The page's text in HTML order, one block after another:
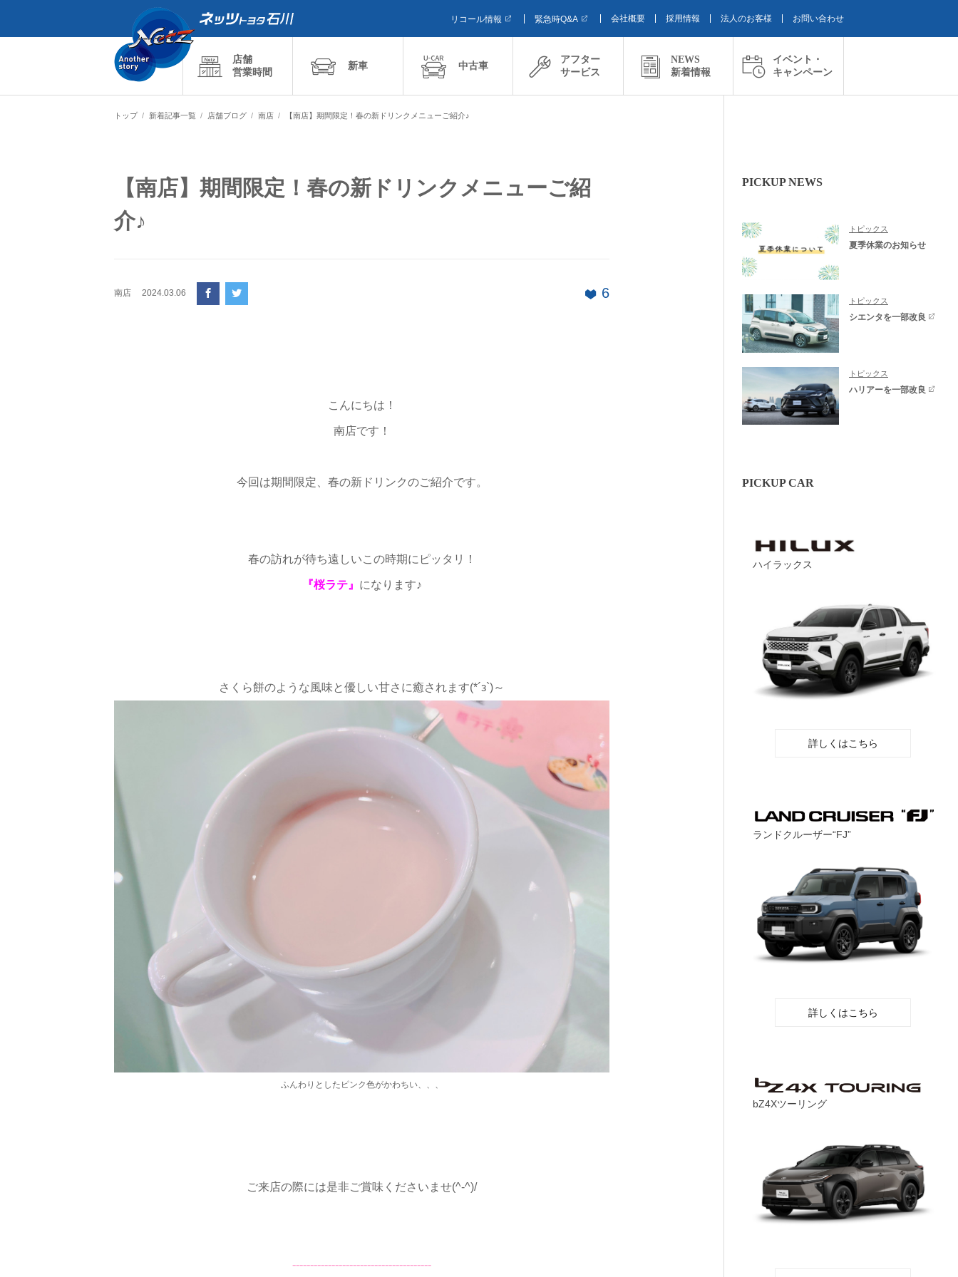
リコール情報 緊急時Q&A 会社概要 採用情報 法人のお客様 お問い合わせ
店舗
営業時間
新車 中古車
アフター
サービス
NEWS
新着情報
イベント・
キャンペーン
トップ 新着記事一覧 店舗ブログ 南店 【南店】期間限定！春の新ドリンクメニューご紹介♪
【南店】期間限定！春の新ドリンクメニューご紹
介♪
南店 2024.03.06 6
こんにちは！
南店です！
今回は期間限定、春の新ドリンクのご紹介です。
春の訪れが待ち遠しいこの時期にピッタリ！
『桜ラテ』 になります♪
さくら餅のような風味と優しい甘さに癒されます(*´з`)～
ふんわりとしたピンク色がかわちい、、、
ご来店の際には是非ご賞味くださいませ(^-^)/
---------------------------------------
PICKUP NEWS
トピックス
夏季休業のお知らせ
トピックス
シエンタを一部改良
トピックス
ハリアーを一部改良
PICKUP CAR
ハイラックス
詳しくはこちら
ランドクルーザー“FJ”
詳しくはこちら
bZ4Xツーリング